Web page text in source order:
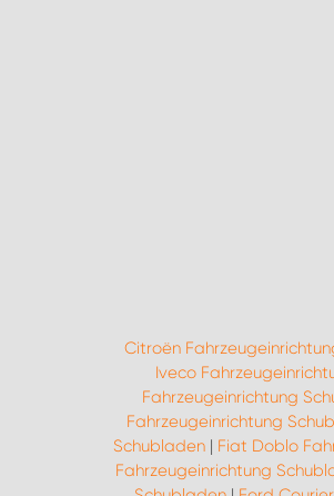
Citroën
Iveco
Fahrzeugeinrichtung
Fahrzeugeinrichtung
Schubladen| Fiat Doblo
Fahrzeugeinrichtung